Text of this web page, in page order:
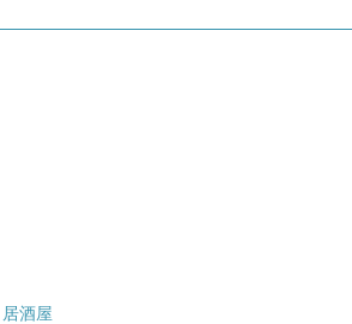
居酒屋